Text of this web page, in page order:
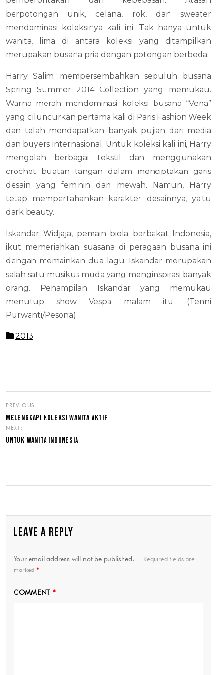
berpotongan unik, celana, rok, dan sweater
mendominasi koleksinya kali ini. Tak hanya untuk
wanita, lima di antara koleksi yang ditampilkan
merupakan busana pria dengan potongan berbeda.
Harry Salim mempersembahkan sepuluh busana
Spring Summer 2014 Collection yang memukau.
Warna merah mendominasi koleksi busana “Vena”
yang diluncurkan pertama kali di Paris Fashion Week
dan telah mendapatkan banyak pujian dari media
dan buyers internasional. Untuk koleksi kali ini, Harry
mengolah berbagai tekstil dan menggunakan
crochet buatan tangan dalam menciptakan garis
desain yang feminin dan mewah. Namun, Harry
tetap mempertahankan karakter desainnya, yaitu
dark beauty.
Iskandar Widjaja, pemain biola berbakat Indonesia,
ikut memeriahkan suasana di peragaan busana ini
dengan memainkan dua lagu. Iskandar merupakan
salah satu musikus muda yang menginspirasi banyak
orang. Penampilan Iskandar yang memukau
menutup show Vespa malam itu. (Tenni
Purwanti/Pesona)
2013
PREVIOUS:
MELENGKAPI KOLEKSI WANITA AKTIF
NEXT:
UNTUK WANITA INDONESIA
LEAVE A REPLY
Your email address will not be published.
Required fields are
marked *
COMMENT *